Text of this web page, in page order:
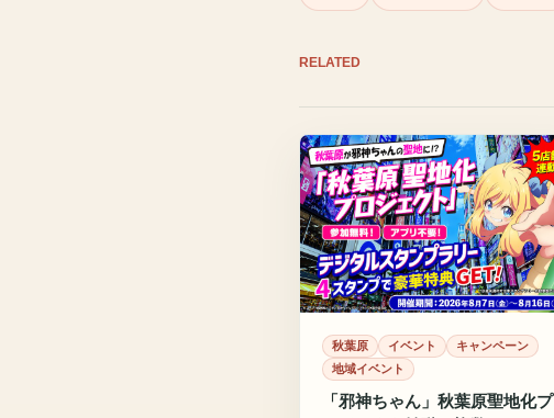
RELATED
秋葉原 イベント
キャンペーン
地域イベント
「邪神ちゃん」秋葉原聖地化プ